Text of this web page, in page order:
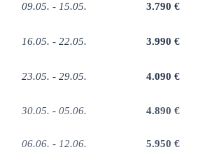
09.05. - 15.05. 3.790 €
16.05. - 22.05. 3.990 €
23.05. - 29.05. 4.090 €
30.05. - 05.06. 4.890 €
06.06. - 12.06. 5.950 €